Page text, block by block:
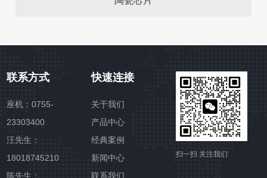
联系方式
座机：0755-
23303400
汪先生：
18018745210
陈先生：
快速连接
关于我们
产品中心
经典案例
新闻中心
联系我们
扫一扫 关注我们